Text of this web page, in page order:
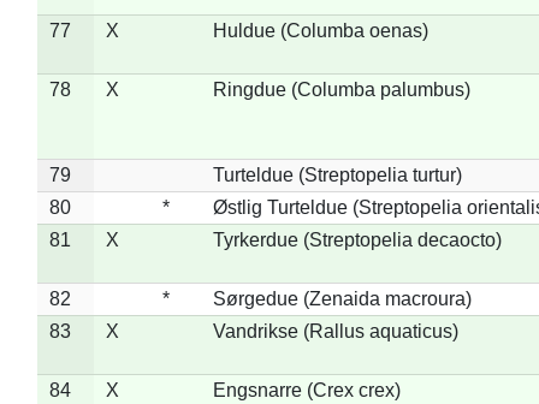
77 X Huldue (Columba oenas)
78 X Ringdue (Columba palumbus)
79
Turteldue (Streptopelia turtur)
80
*
Østlig Turteldue (Streptopelia
81
X Tyrkerdue (Streptopelia decaocto)
82 *
Sørgedue (Zenaida macroura)
83
X Vandrikse (Rallus aquaticus)
84 X Engsnarre (Crex crex)